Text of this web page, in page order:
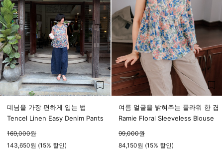
데님을 가장 편하게 입는 법
Tencel Linen Easy Denim Pants
169,000원
143,650원 (15% 할인)
여름 얼굴을 밝혀주는 플라워 한 겹
Ramie Floral Sleeveless Blouse
99,000원
84,150원 (15% 할인)